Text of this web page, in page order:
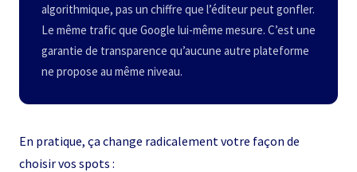
algorithmique, pas un chiffre que l’éditeur peut gonfler.
Le même trafic que Google lui-même mesure. C’est une
garantie de transparence qu’aucune autre plateforme
ne propose au même niveau.
En pratique, ça change radicalement votre façon de
choisir vos spots :